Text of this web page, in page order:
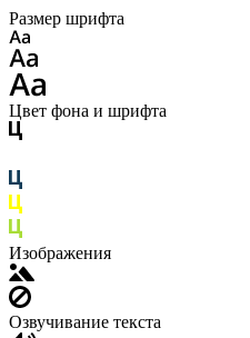
Размер шрифта
Цвет фона и шрифта
Изображения
Озвучивание текста